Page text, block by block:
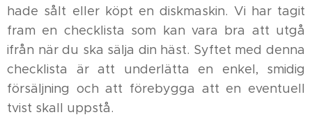
hade sålt eller köpt en diskmaskin. Vi har tagit
fram en checklista som kan vara bra att utgå
ifrån när du ska sälja din häst. Syftet med denna
checklista är att underlätta en enkel, smidig
försäljning och att förebygga att en eventuell
tvist skall uppstå.